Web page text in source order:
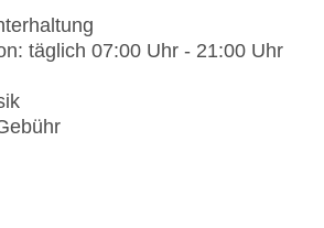
täglich 07:00 Uhr - 21:00 Uhr